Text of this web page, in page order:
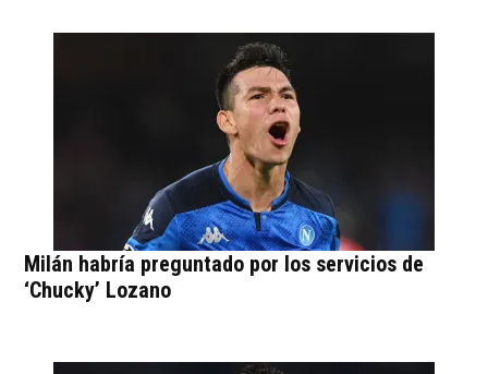
Milán habría preguntado por los servicios de
‘Chucky’ Lozano